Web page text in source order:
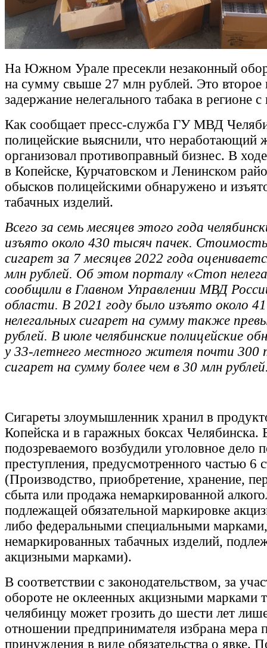
На Южном Урале пресекли незаконный
на сумму свыше 27 млн рублей. Это
задержание нелегального табака в регионе с
Как сообщает пресс-служба ГУ МВД
полицейские выяснили, что неработающий
организовал противоправный бизнес. В
в Копейске, Курчатовском и Ленинском
обысков полицейскими обнаружено и
табачных изделий.
Всего за семь месяцев этого года
изъято около 430 тысяч пачек.
сигарет за 7 месяцев 2022 года
млн рублей. Об этом порталу «Стоп
сообщили в Главном Управлении МВД
области. В 2021 году было изъято около
нелегальных сигарет на сумму также
рублей. В июле челябинские полицейские
у 33-летнего местного жителя почти 300
сигарет на сумму более чем в 30 млн
Сигареты злоумышленник хранил в
Копейска и в гаражных боксах
подозреваемого возбудили уголовное дело
преступления, предусмотренного частью
(Производство, приобретение, хранение,
сбыта или продажа немаркированной
подлежащей обязательной маркировке
либо федеральными специальными
немаркированных табачных изделий,
акцизными марками).
В соответствии с законодательством, за
обороте не оклеенных акцизными марками
челябинцу может грозить до шести лет
отношении предпринимателя избрана мера
принуждения в виде обязательства о явке.